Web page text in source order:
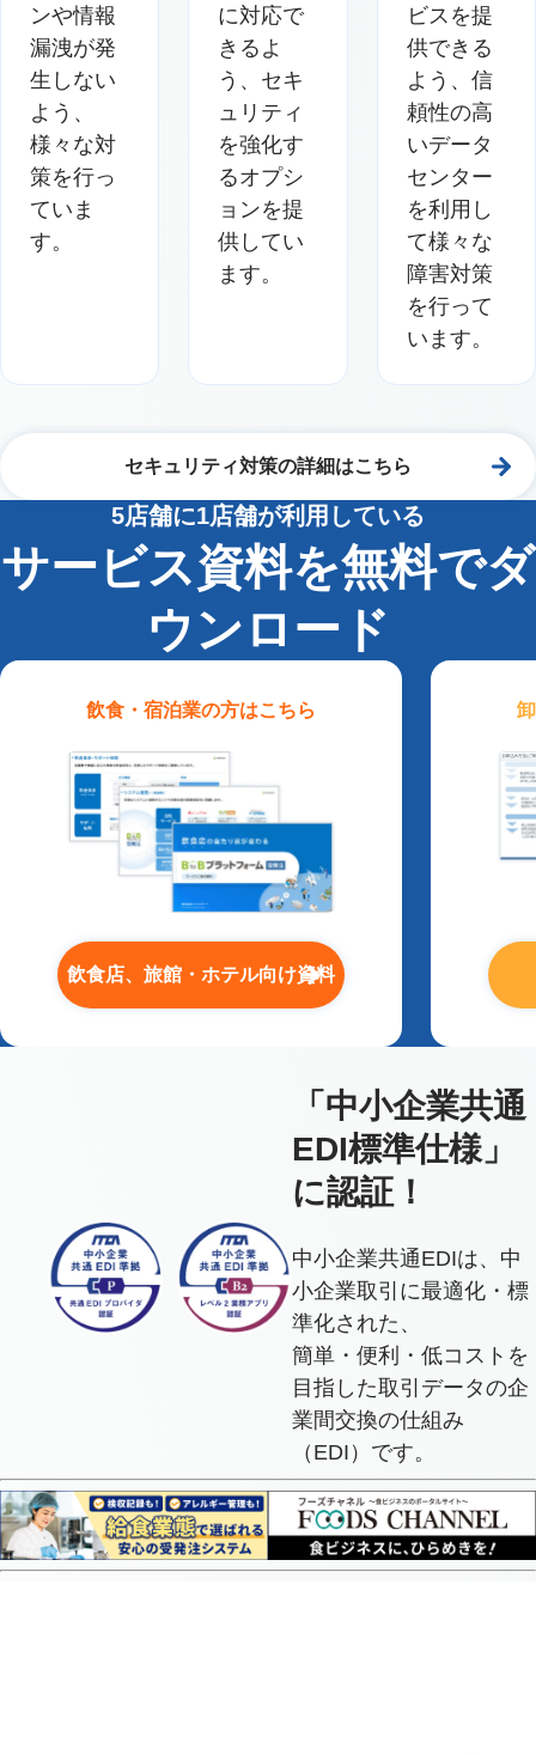
ンや情報
漏洩が発
生しない
よう、
様々な対
策を行っ
ていま
す。
に対応で
きるよ
う、セキ
ュリティ
を強化す
るオプシ
ョンを提
供してい
ます。
ビスを提
供できる
よう、信
頼性の高
いデータ
センター
を利用し
て様々な
障害対策
を行って
います。
セキュリティ対策の詳細はこちら
5店舗に1店舗が利用している
サービス資料を無料でダ
ウンロード
飲食・宿泊業の方はこちら
飲食店、旅館・ホテル向け資料
「中小企業共通
EDI標準仕様」
に認証！
中小企業共通EDIは、中
小企業取引に最適化・標
準化された、
簡単・便利・低コストを
目指した取引データの企
業間交換の仕組み
（EDI）です。